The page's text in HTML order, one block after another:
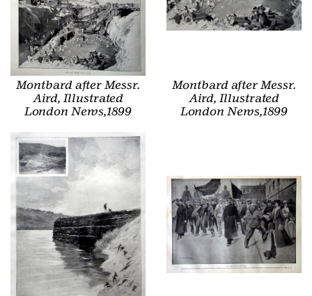
Montbard after Messr.
Aird, Illustrated
London News,1899
Montbard after Messr.
Aird, Illustrated
London News,1899